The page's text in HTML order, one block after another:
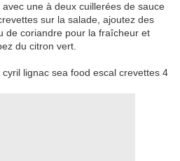
une à deux cuillerées de sauce
sur la salade, ajoutez des
de coriandre pour la fraîcheur et
du citron vert.